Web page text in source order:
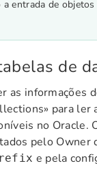
a entrada de
de
as informações
para ler
no Oracle.
pelo Owner
e pela